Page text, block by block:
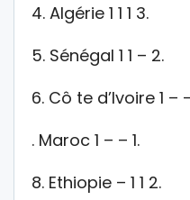
4. Algérie 1 1 1 3.
5. Sénégal 1 1 – 2.
6. Cô te d’Ivoire 1 –
. Maroc 1 – – 1.
8. Ethiopie – 1 1 2.